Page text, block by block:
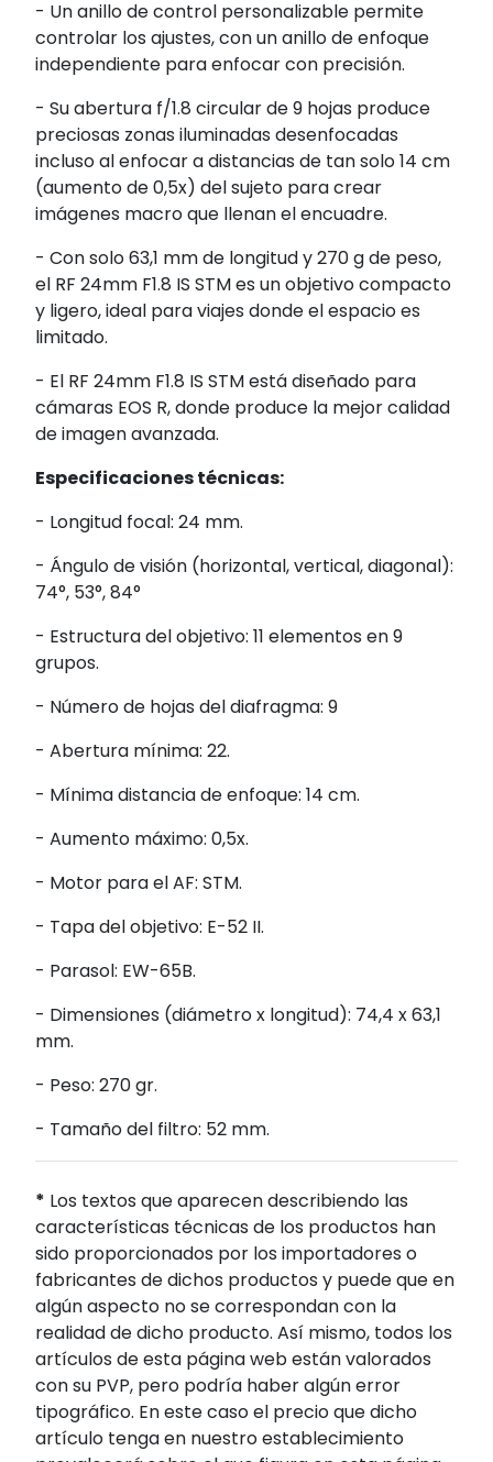
- Un anillo de control personalizable permite
controlar los ajustes, con un anillo de enfoque
independiente para enfocar con precisión.
- Su abertura f/1.8 circular de 9 hojas produce
preciosas zonas iluminadas desenfocadas
incluso al enfocar a distancias de tan solo 14 cm
(aumento de 0,5x) del sujeto para crear
imágenes macro que llenan el encuadre.
- Con solo 63,1 mm de longitud y 270 g de peso,
el RF 24mm F1.8 IS STM es un objetivo compacto
y ligero, ideal para viajes donde el espacio es
limitado.
- El RF 24mm F1.8 IS STM está diseñado para
cámaras EOS R, donde produce la mejor calidad
de imagen avanzada.
Especificaciones técnicas:
- Longitud focal: 24 mm.
- Ángulo de visión (horizontal, vertical, diagonal):
74°, 53°, 84°
- Estructura del objetivo: 11 elementos en 9
grupos.
- Número de hojas del diafragma: 9
- Abertura mínima: 22.
- Mínima distancia de enfoque: 14 cm.
- Aumento máximo: 0,5x.
- Motor para el AF: STM.
- Tapa del objetivo: E-52 II.
- Parasol: EW-65B.
- Dimensiones (diámetro x longitud): 74,4 x 63,1
mm.
- Peso: 270 gr.
- Tamaño del filtro: 52 mm.
* Los textos que aparecen describiendo las
características técnicas de los productos han
sido proporcionados por los importadores o
fabricantes de dichos productos y puede que en
algún aspecto no se correspondan con la
realidad de dicho producto. Así mismo, todos los
artículos de esta página web están valorados
con su PVP, pero podría haber algún error
tipográfico. En este caso el precio que dicho
artículo tenga en nuestro establecimiento